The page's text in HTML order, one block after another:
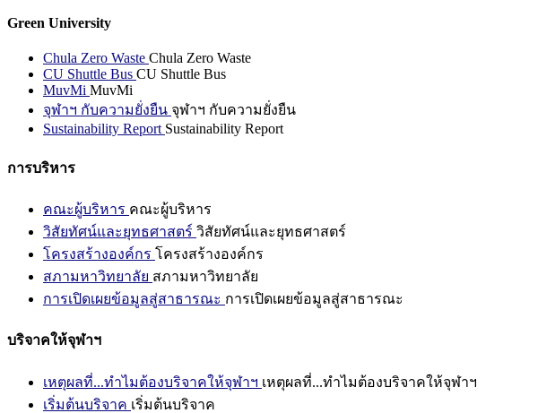
Green University
Chula Zero Waste Chula Zero Waste
CU Shuttle Bus CU Shuttle Bus
MuvMi MuvMi
จุฬาฯ กับความยั่งยืน จุฬาฯ กับความยั่งยืน
Sustainability Report Sustainability Report
การบริหาร
คณะผู้บริหาร คณะผู้บริหาร
วิสัยทัศน์และยุทธศาสตร์ วิสัยทัศน์และยุทธศาสตร์
โครงสร้างองค์กร โครงสร้างองค์กร
สภามหาวิทยาลัย สภามหาวิทยาลัย
การเปิดเผยข้อมูลสู่สาธารณะ การเปิดเผยข้อมูลสู่สาธารณะ
บริจาคให้จุฬาฯ
เหตุผลที่...ทำไมต้องบริจาคให้จุฬาฯ เหตุผลที่...ทำไมต้องบริจาคให้จุฬาฯ
เริ่มต้นบริจาค เริ่มต้นบริจาค